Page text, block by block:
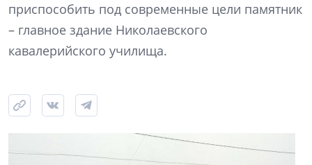
приспособить под современные цели памятник
– главное здание Николаевского
кавалерийского училища.